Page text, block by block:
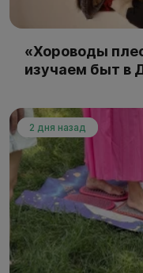
«Хороводы
изучаем быт в
2 дня назад